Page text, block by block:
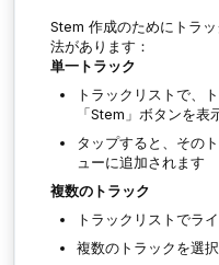
Stem 作成のためにトラ
法があります：
単一トラック
トラックリストで、
「Stem」ボタンを表
タップすると、その
ューに追加されます
複数のトラック
トラックリストでラ
複数のトラックを選